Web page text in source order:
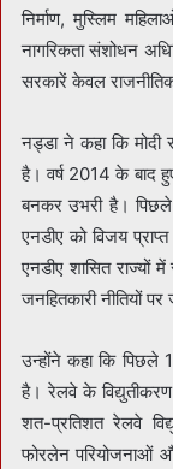
निर्माण, मुस्लिम
नागरिकता संशोधन
सरकारें केवल
नड्डा ने कहा कि मोदी
है। वर्ष 2014 के बाद
बनकर उभरी है।
एनडीए को विजय
एनडीए शासित राज्यों
जनहितकारी नीतियों
उन्होंने कहा कि पिछले
है। रेलवे के
शत-प्रतिशत रेलवे
फोरलेन परियोजनाओं